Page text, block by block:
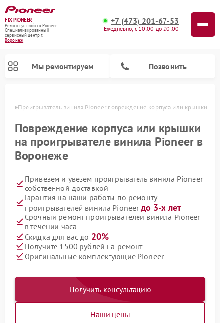
FIX-PIONEER
Ремонт устройств Pioneer
Специализированный
cервисный центр г.
Воронеж
+7 (473) 201-67-53
Ежедневно, с 10:00 до 20:00
Мы ремонтируем Позвонить
Проигрыватель винила Pioneer повреждение корпуса или крышки
Повреждение корпуса или крышки
на проигрывателе винила Pioneer в
Воронеже
Привезем и увезем проигрыватель винила Pioneer
собственной доставкой
Гарантия на наши работы по ремонту
проигрывателей винила Pioneer до 3-х лет
Срочный ремонт проигрывателей винила Pioneer
в течении часа
Скидка для вас до 20%
Получите 1500 рублей на ремонт
Оригинальные комплектующие Pioneer
Получить консультацию
Наши цены